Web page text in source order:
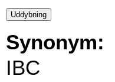
Synonym:
IBC